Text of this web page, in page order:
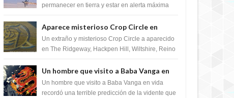
satélite "Caballero Negro"
permanecer en tierra y estar en alerta máxima
el ...
Aparece misterioso Crop Circle en
Reino Unido 23 de junio 2016
Un extraño y misterioso Crop Circle a aparecido
en The Ridgeway, Hackpen Hill, Wiltshire, Reino
Un hombre que visito a Baba Vanga en
vida recordó la terrible predicción de la
vidente para febrero de 2022.
Un hombre que visito a Baba Vanga en vida
recordó una terrible predicción de la vidente que